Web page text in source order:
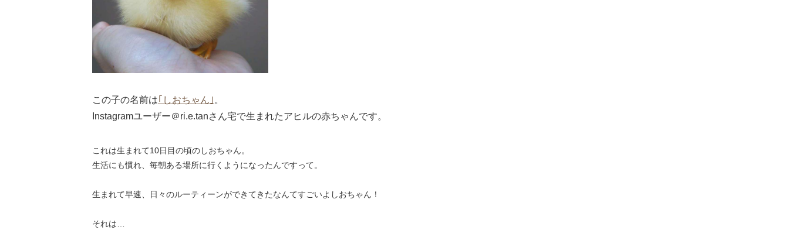
この子の名前は｢しおちゃん｣ 。
Instagramユーザー＠ri.e.tanさん宅で生まれたアヒルの赤ちゃんです。
これは生まれて10日目の頃のしおちゃん。
生活にも慣れ、毎朝ある場所に行くようになったんですって。
生まれて早速、日々のルーティーンができてきたなんてすごいよしおちゃん！
それは…